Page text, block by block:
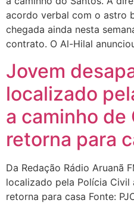
acordo verbal com o astro
chegada ainda nesta
contrato. O Al-Hilal
Jovem
localizado
a caminho de
retorna para
Da Redação Rádio Aruanã
localizado pela Polícia
retorna para casa Fonte: